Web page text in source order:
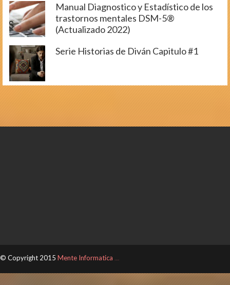
Manual Diagnostico y Estadístico de los
trastornos mentales DSM-5®
(Actualizado 2022)
Serie Historias de Diván Capitulo #1
© Copyright 2015 Mente Informatica